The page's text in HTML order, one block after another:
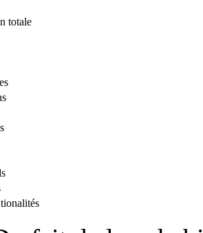
totale